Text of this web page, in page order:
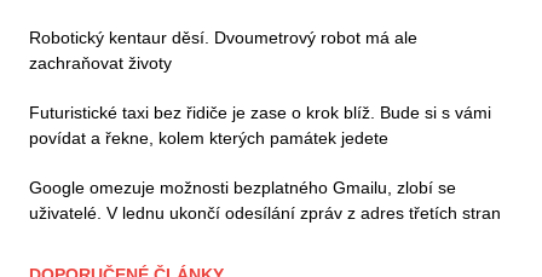
Robotický kentaur děsí. Dvoumetrový robot má ale
zachraňovat životy
Futuristické taxi bez řidiče je zase o krok blíž. Bude si s vámi
povídat a řekne, kolem kterých památek jedete
Google omezuje možnosti bezplatného Gmailu, zlobí se
uživatelé. V lednu ukončí odesílání zpráv z adres třetích stran